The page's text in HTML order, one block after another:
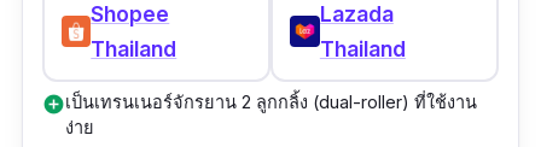
Shopee
Thailand
Lazada
Thailand
add_circleเป็นเทรนเนอร์จักรยาน 2 ลูกกลิ้ง (dual-roller) ที่ใช้งาน
ง่าย